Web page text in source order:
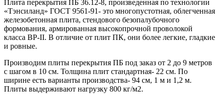
Плита перекрытия ПБ 36.12-8, произведенная по технологии
«Тэнсиланд» ГОСТ 9561-91- это многопустотная, облегченная
железобетонная плита, стендового безопалубочного
формования, армированная высокопрочной проволокой
класса ВР-II. В отличие от плит ПК, они более легкие, гладкие
и ровные.
Производим плиты перекрытия ПБ под заказ от 2 до 9 метров
с шагом в 10 см. Толщина плит стандартная- 22 см. По
ширине есть варианты производства- 94 см, 1 м и 1,2 м.
Плиты выдерживают нагрузку 800 кг/м2.